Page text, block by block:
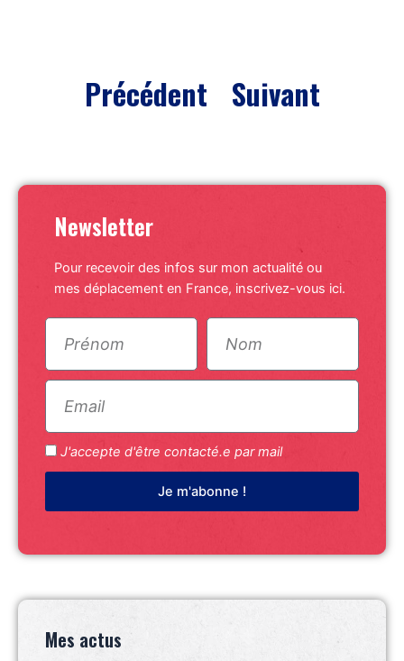
Précédent Suivant
Newsletter
Pour recevoir des infos sur mon actualité ou
mes déplacement en France, inscrivez-vous ici.
J'accepte d'être contacté.e par mail
Je m'abonne !
Mes actus